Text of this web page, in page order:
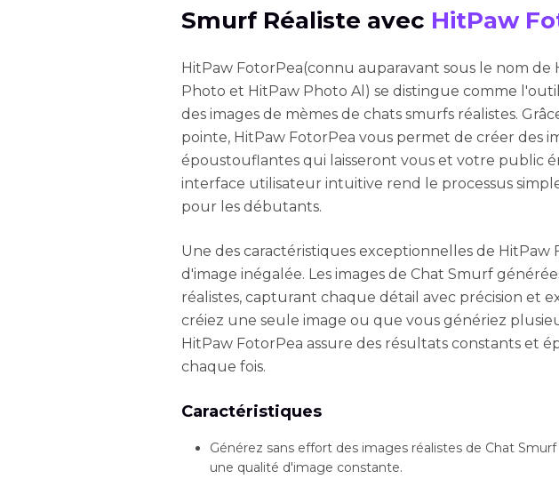
Smurf Réaliste avec HitPaw
HitPaw FotorPea(connu auparavant sous le nom de
Photo et HitPaw Photo Al) se distingue comme
des images de mèmes de chats smurfs réalistes.
pointe, HitPaw FotorPea vous permet de créer des
époustouflantes qui laisseront vous et votre public
interface utilisateur intuitive rend le processus
pour les débutants.
Une des caractéristiques exceptionnelles de HitPaw
d'image inégalée. Les images de Chat Smurf
réalistes, capturant chaque détail avec précision et
créiez une seule image ou que vous génériez
HitPaw FotorPea assure des résultats constants et
chaque fois.
Caractéristiques
Générez sans effort des images réalistes de Chat
une qualité d'image constante.